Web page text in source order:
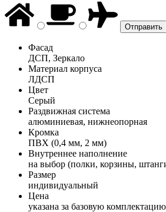
Фасад
ДСП, Зеркало
Материал корпуса
ЛДСП
Цвет
Серый
Раздвижная система
алюминиевая, нижнеопорная
Кромка
ПВХ (0,4 мм, 2 мм)
Внутреннее наполнение
на выбор (полки, корзины,
Размер
индивидуальный
Цена
указана за базовую комплектацию